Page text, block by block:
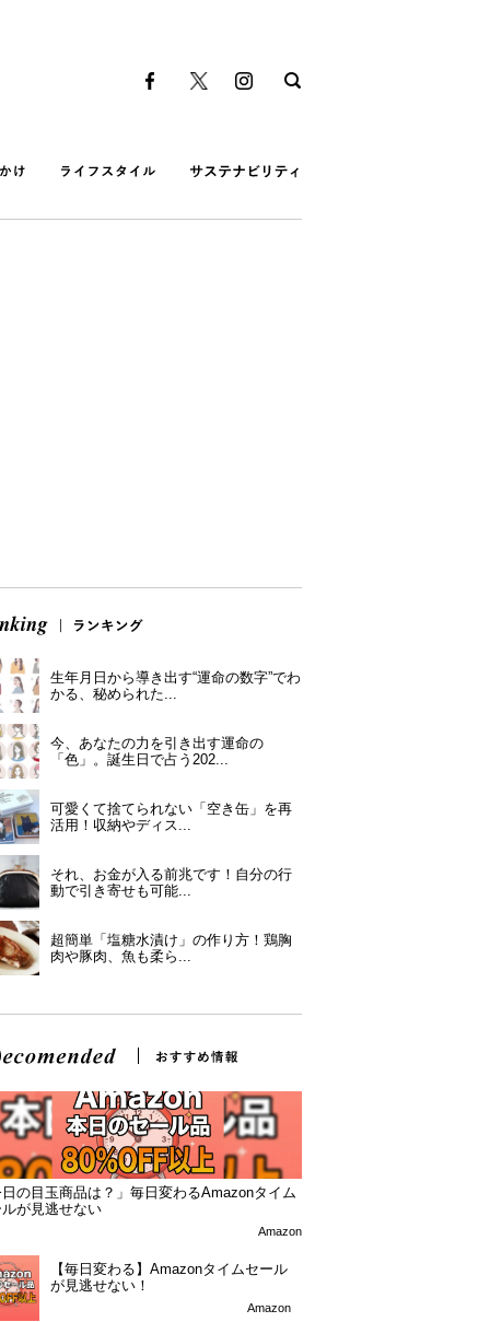
生年月日から導き出す“運命の数字”でわ
かる、秘められた...
今、あなたの力を引き出す運命の
「色」。誕生日で占う202...
可愛くて捨てられない「空き缶」を再
活用！収納やディス...
それ、お金が入る前兆です！自分の行
動で引き寄せも可能...
超簡単「塩糖水漬け」の作り方！鶏胸
肉や豚肉、魚も柔ら...
の目玉商品は？」毎日変わるAmazonタイム
が見逃せない
Amazon
【毎日変わる】Amazonタイムセール
が見逃せない！
Amazon